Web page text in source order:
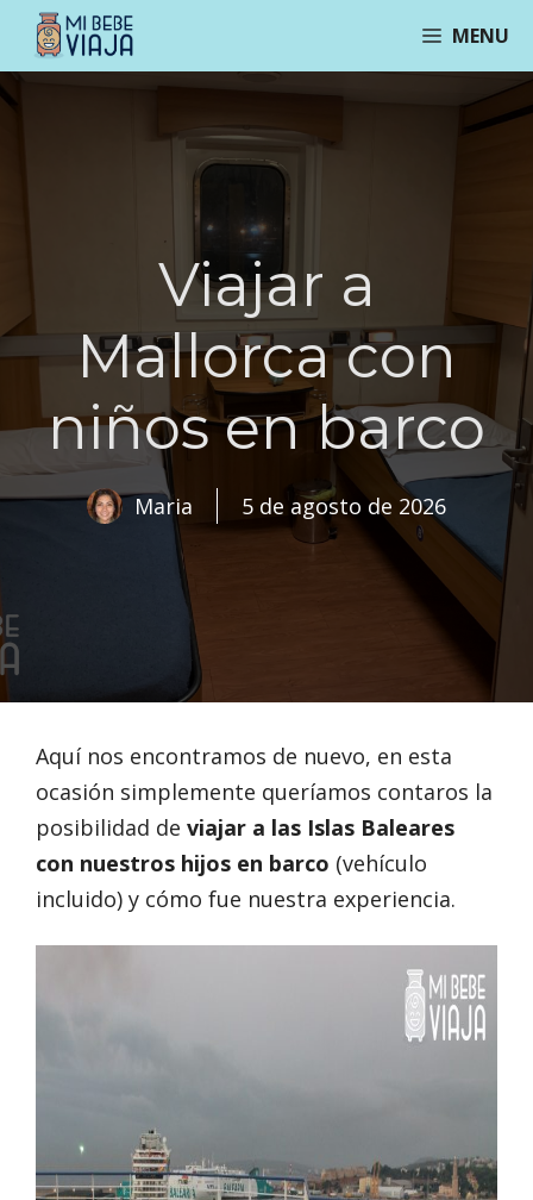
Saltar
contenido
MENU
Viajar a
Mallorca con
niños en barco
Maria 5 de agosto de 2026
Aquí nos encontramos de nuevo, en esta
ocasión simplemente queríamos contaros la
posibilidad de viajar a las Islas Baleares
con nuestros hijos en barco (vehículo
incluido) y cómo fue nuestra experiencia.